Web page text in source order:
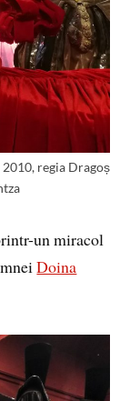
regia Dragoș
un miracol
Doina